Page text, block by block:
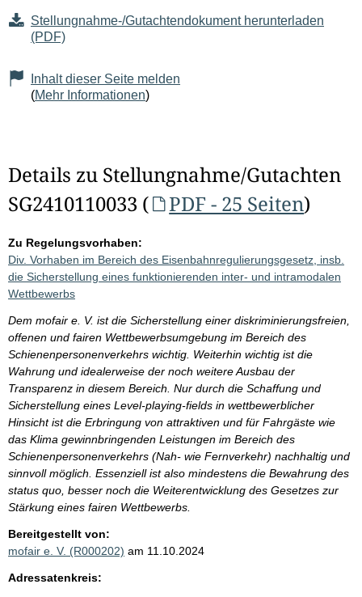
Stellungnahme-/Gutachtendokument herunterladen
(PDF)
Inhalt dieser Seite melden
(Mehr Informationen)
Details zu Stellungnahme/Gutachten
SG2410110033 (
PDF - 25 Seiten)
Zu Regelungsvorhaben:
Div. Vorhaben im Bereich des Eisenbahnregulierungsgesetz, insb.
die Sicherstellung eines funktionierenden inter- und intramodalen
Wettbewerbs
Dem mofair e. V. ist die Sicherstellung einer diskriminierungsfreien,
offenen und fairen Wettbewerbsumgebung im Bereich des
Schienenpersonenverkehrs wichtig. Weiterhin wichtig ist die
Wahrung und idealerweise der noch weitere Ausbau der
Transparenz in diesem Bereich. Nur durch die Schaffung und
Sicherstellung eines Level-playing-fields in wettbewerblicher
Hinsicht ist die Erbringung von attraktiven und für Fahrgäste wie
das Klima gewinnbringenden Leistungen im Bereich des
Schienenpersonenverkehrs (Nah- wie Fernverkehr) nachhaltig und
sinnvoll möglich. Essenziell ist also mindestens die Bewahrung des
status quo, besser noch die Weiterentwicklung des Gesetzes zur
Stärkung eines fairen Wettbewerbs.
Bereitgestellt von:
mofair e. V. (R000202) am 11.10.2024
Adressatenkreis: